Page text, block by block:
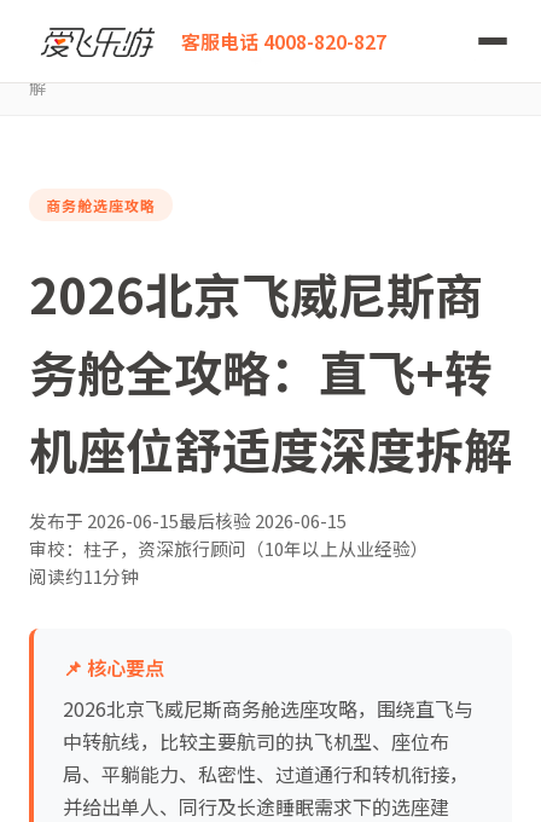
客服电话 4008-820-827
爱飞乐游
2026北京飞威尼斯商务舱全攻略：直飞+转机座位舒适度深度拆
解
商务舱选座攻略
2026北京飞威尼斯商
务舱全攻略：直飞+转
机座位舒适度深度拆解
发布于 2026-06-15最后核验2026-06-15
审校：柱子，资深旅行顾问（10年以上从业经验）
阅读约11分钟
📌 核心要点
2026北京飞威尼斯商务舱选座攻略，围绕直飞与
中转航线，比较主要航司的执飞机型、座位布
局、平躺能力、私密性、过道通行和转机衔接，
并给出单人、同行及长途睡眠需求下的选座建